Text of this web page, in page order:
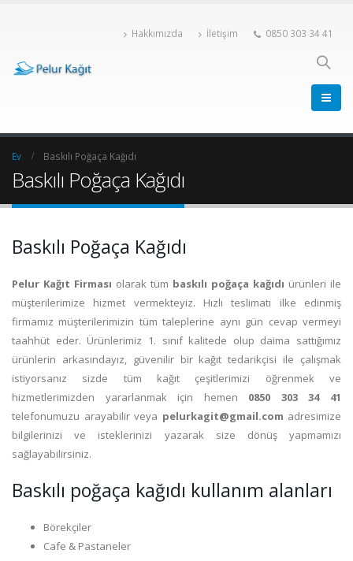
Hakkımızda İletişim 0850 303 34 41
Ev Baskılı Poğaça Kağıdı
Baskılı Poğaça Kağıdı
Baskılı Poğaça Kağıdı
Pelur Kağıt Firması olarak tüm baskılı poğaça kağıdı ürünleri ile
müşterilerimize hizmet vermekteyiz. Hızlı teslimatı ilke edinmiş
firmamız müşterilerimizin tüm taleplerine aynı gün cevap vermeyi
taahhüt eder. Ürünlerimiz 1. sınıf kalitede olup daima sattığımız
ürünlerin arkasındayız, güvenilir bir kağıt tedarikçisi ile çalışmak
istiyorsanız sizde tüm kağıt çeşitlerimizi öğrenmek ve
hizmetlerimizden yararlanmak için hemen 0850 303 34 41
telefonumuzu arayabilir veya pelurkagit@gmail.com adresimize
bilgilerinizi ve isteklerinizi yazarak size dönüş yapmamızı
sağlayabilirsiniz.
Baskılı poğaça kağıdı kullanım alanları
Börekçiler
Cafe & Pastaneler